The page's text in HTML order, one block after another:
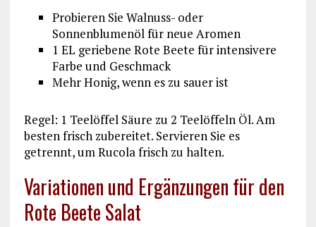
Probieren Sie Walnuss- oder
Sonnenblumenöl für neue Aromen
1 EL geriebene Rote Beete für intensivere
Farbe und Geschmack
Mehr Honig, wenn es zu sauer ist
Regel: 1 Teelöffel Säure zu 2 Teelöffeln Öl. Am
besten frisch zubereitet. Servieren Sie es
getrennt, um Rucola frisch zu halten.
Variationen und Ergänzungen für den
Rote Beete Salat